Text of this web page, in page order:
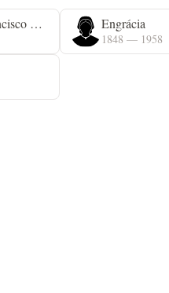
Manuel Francisco Grazina Engrácia
1848 — 1958